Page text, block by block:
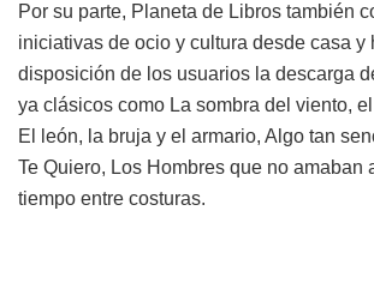
Por su parte, Planeta de Libros también
iniciativas de ocio y cultura desde casa y
disposición de los usuarios la descarga
ya clásicos como La sombra del viento,
El león, la bruja y el armario, Algo tan
Te Quiero, Los Hombres que no amaban
tiempo entre costuras.